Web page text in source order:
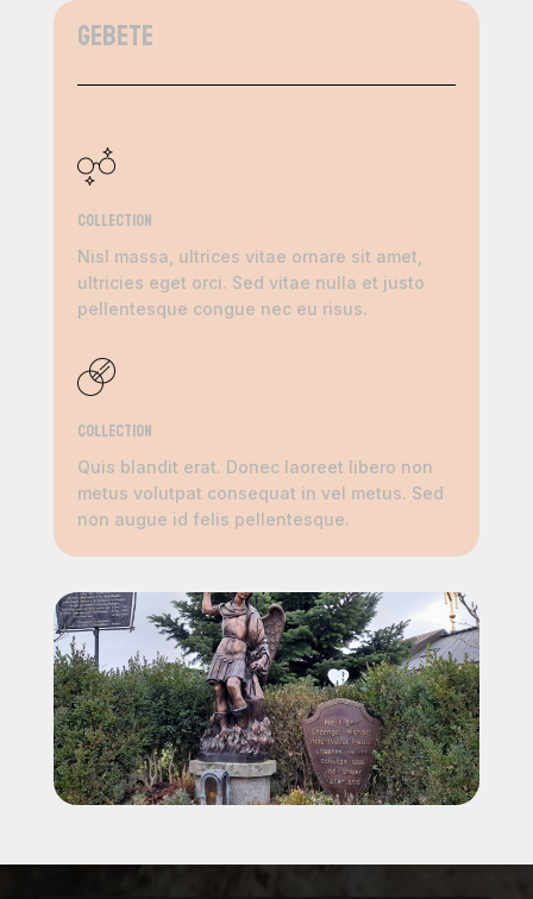
Gebete
Collection
Nisl massa, ultrices vitae ornare sit amet,
ultricies eget orci. Sed vitae nulla et justo
pellentesque congue nec eu risus.
Collection
Quis blandit erat. Donec laoreet libero non
metus volutpat consequat in vel metus. Sed
non augue id felis pellentesque.